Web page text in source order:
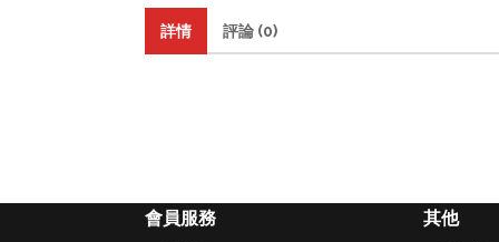
詳情 評論 (0)
會員服務 其他